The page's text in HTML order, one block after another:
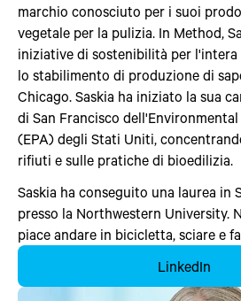
marchio conosciuto per i suoi
vegetale per la pulizia. In Method,
iniziative di sostenibilità per l'intera
lo stabilimento di produzione di
Chicago. Saskia ha iniziato la sua
di San Francisco
(EPA) degli Stati Uniti,
rifiuti e sulle pratiche di bioedilizia.
Saskia ha conseguito una laurea in
presso la Northwestern University.
piace andare in bicicletta, sciare e
LinkedIn